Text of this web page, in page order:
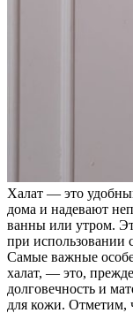
Халат — это
дома и надевают
ванны или утром.
при использовании
Самые важные
халат, — это,
долговечность и
для кожи. Отметим,